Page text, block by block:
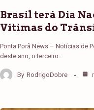
Brasil terá Dia
Vítimas do
Ponta Porã News – Notícias de
deste ano, o terceiro…
By RodrigoDobre